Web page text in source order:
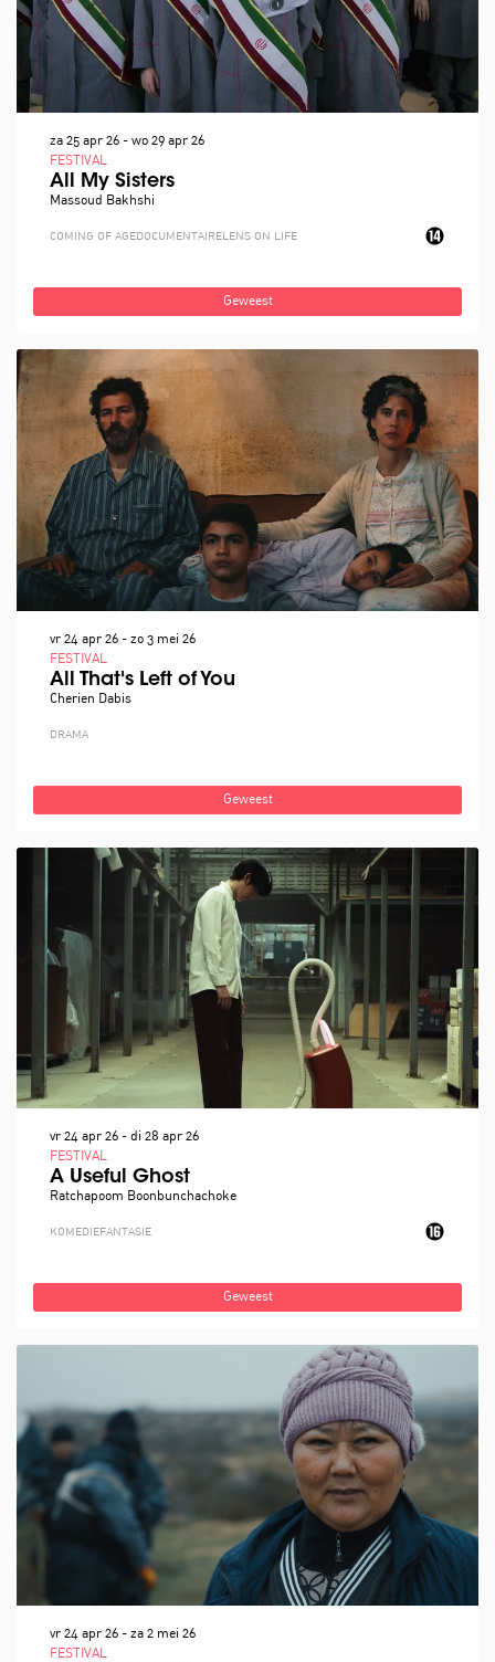
All My Sisters
Massoud Bakhshi
FESTIVAL
za 25 apr 26 - wo 29 apr 26
COMING OF AGE DOCUMENTAIRE LENS ON LIFE
Geweest
All That's Left of You
Cherien Dabis
FESTIVAL
vr 24 apr 26 - zo 3 mei 26
DRAMA
Geweest
A Useful Ghost
Ratchapoom Boonbunchachoke
FESTIVAL
vr 24 apr 26 - di 28 apr 26
KOMEDIE FANTASIE
Geweest
FESTIVAL
vr 24 apr 26 - za 2 mei 26